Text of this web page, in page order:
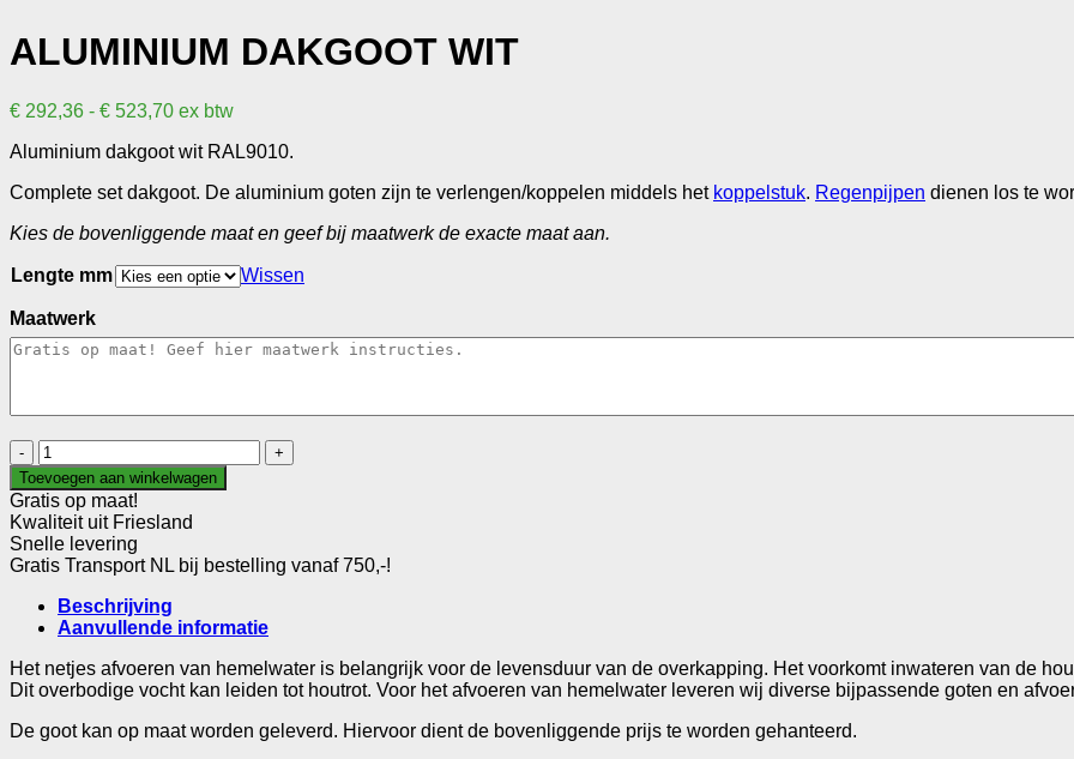
ALUMINIUM DAKGOOT WIT
€ 292,36 - € 523,70Prijsklasse:
tot
ex btw
Aluminium dakgoot wit RAL9010.
Complete set dakgoot. De aluminium goten zijn te verlengen/koppelen middels het koppelstuk. Regenpijpen dienen los te
Kies de bovenliggende maat en geef bij maatwerk de exacte maat aan.
Lengte mm Wissen
Maatwerk
Aluminium
dakgoot
wit
aantal
Toevoegen aan winkelwagen
Gratis op maat!
Kwaliteit uit Friesland
Snelle levering
Gratis Transport NL bij bestelling vanaf 750,-!
Beschrijving
Aanvullende informatie
Het netjes afvoeren van hemelwater is belangrijk voor de levensduur van de overkapping. Het voorkomt inwateren van de
Dit overbodige vocht kan leiden tot houtrot. Voor het afvoeren van hemelwater leveren wij diverse bijpassende goten en
De goot kan op maat worden geleverd. Hiervoor dient de bovenliggende prijs te worden gehanteerd.